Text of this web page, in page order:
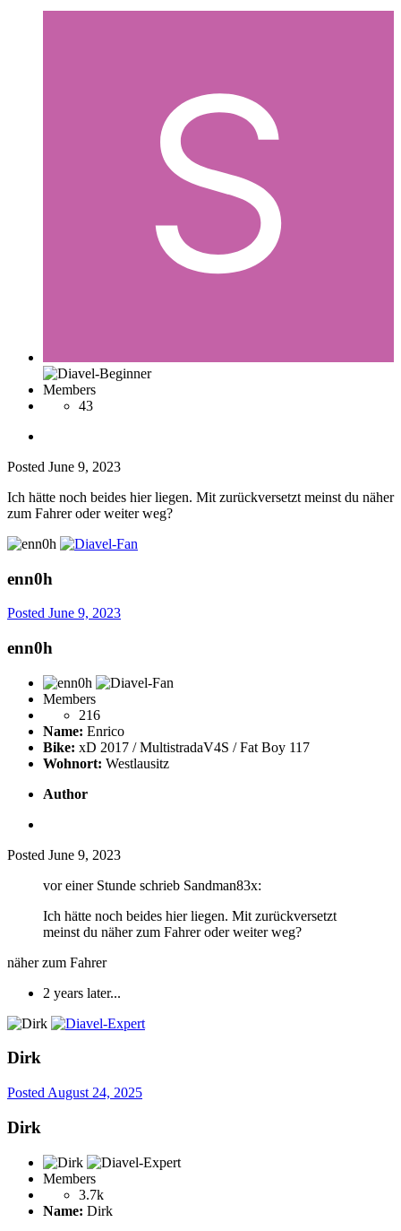
Members
43
Posted June 9, 2023
Ich hätte noch beides hier liegen. Mit zurückversetzt meinst du näher
zum Fahrer oder weiter weg?
enn0h
Posted June 9, 2023
enn0h
Members
216
Name: Enrico
Bike: xD 2017 / MultistradaV4S / Fat Boy 117
Wohnort: Westlausitz
Author
Posted June 9, 2023
vor einer Stunde schrieb Sandman83x:
Ich hätte noch beides hier liegen. Mit zurückversetzt
meinst du näher zum Fahrer oder weiter weg?
näher zum Fahrer
2 years later...
Dirk
Posted August 24, 2025
Dirk
Members
3.7k
Name: Dirk